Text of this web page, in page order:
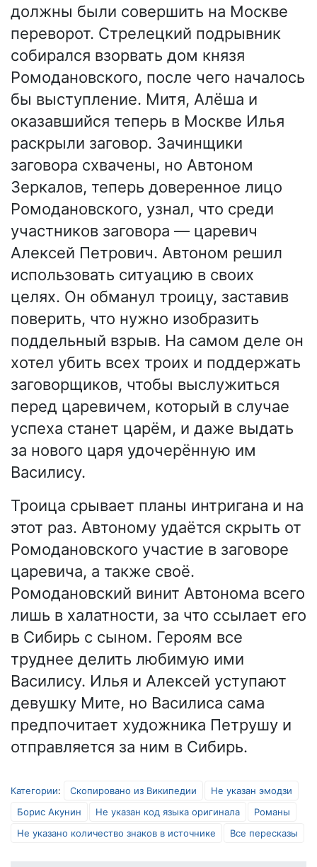
должны были совершить на Москве
переворот. Стрелецкий подрывник
собирался взорвать дом князя
Ромодановского, после чего началось
бы выступление. Митя, Алёша и
оказавшийся теперь в Москве Илья
раскрыли заговор. Зачинщики
заговора схвачены, но Автоном
Зеркалов, теперь доверенное лицо
Ромодановского, узнал, что среди
участников заговора — царевич
Алексей Петрович. Автоном решил
использовать ситуацию в своих
целях. Он обманул троицу, заставив
поверить, что нужно изобразить
поддельный взрыв. На самом деле он
хотел убить всех троих и поддержать
заговорщиков, чтобы выслужиться
перед царевичем, который в случае
успеха станет царём, и даже выдать
за нового царя удочерённую им
Василису.
Троица срывает планы интригана и на
этот раз. Автоному удаётся скрыть от
Ромодановского участие в заговоре
царевича, а также своё.
Ромодановский винит Автонома всего
лишь в халатности, за что ссылает его
в Сибирь с сыном. Героям все
труднее делить любимую ими
Василису. Илья и Алексей уступают
девушку Мите, но Василиса сама
предпочитает художника Петрушу и
отправляется за ним в Сибирь.
Категории: Скопировано из Википедии
Не указан эмодзи
Борис Акунин
Не указан код языка оригинала
Романы
Не указано количество знаков в источнике
Все пересказы